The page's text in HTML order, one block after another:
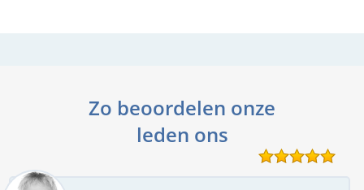
Zo beoordelen onze
leden ons